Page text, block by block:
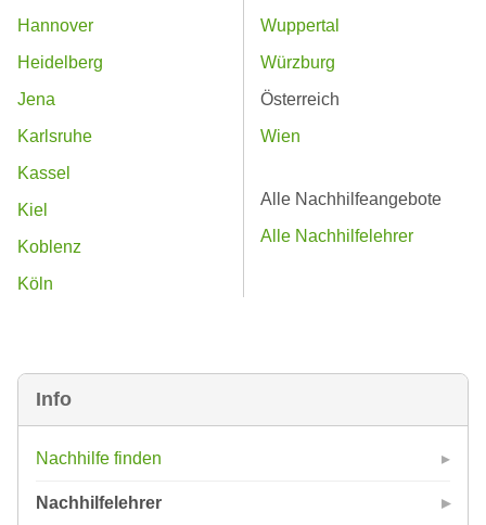
Info
Nachhilfe finden
Nachhilfelehrer
Hannover
Heidelberg
Jena
Karlsruhe
Kassel
Kiel
Koblenz
Köln
Wuppertal
Würzburg
Österreich
Wien
Alle Nachhilfeangebote
Alle Nachhilfelehrer